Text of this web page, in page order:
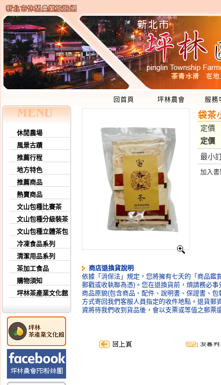
回首頁 坪林農會 服務
休閒農場
風景古蹟
推薦行程
地方特色
推薦商品
熱賣商品
文山包種比賽茶
文山包種分級裝茶
文山包種立體茶包
冷凍食品系列
清潔用品系列
茶加工食品
購物須知
坪林茶產業文化館
袋茶
定價
定價
最小
加入
商店退換貨說明
依據「消保法」規定，您將擁有七天的「商品
郵戳或收執聯為憑)。您在退換貨前，煩請務必
商品原貌(包含商品、配件、說明書、保證書、
方式寄回我們客服人員指定的收件地點。退貨郵
資將待我們收到貨品後，會以支票或等值之郵票